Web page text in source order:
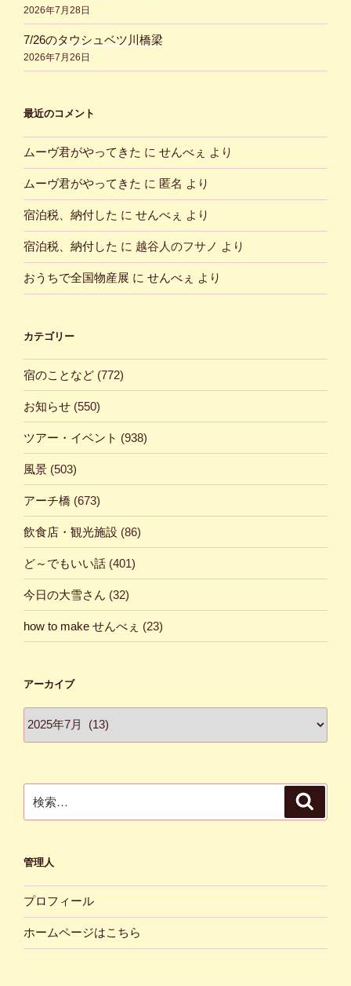
2026年7月28日
7/26のタウシュベツ川橋梁
2026年7月26日
最近のコメント
ムーヴ君がやってきた に せんべぇ より
ムーヴ君がやってきた に 匿名 より
宿泊税、納付した に せんべぇ より
宿泊税、納付した に 越谷人のフサノ より
おうちで全国物産展 に せんべぇ より
カテゴリー
宿のことなど (772)
お知らせ (550)
ツアー・イベント (938)
風景 (503)
アーチ橋 (673)
飲食店・観光施設 (86)
ど～でもいい話 (401)
今日の大雪さん (32)
how to make せんべぇ (23)
アーカイブ
索:
管理人
プロフィール
ホームページはこちら